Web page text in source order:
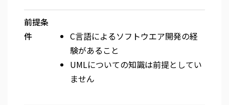
前提条
件
C言語によるソフトウエア開発の経
験があること
UMLについての知識は前提としてい
ません